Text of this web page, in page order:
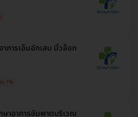
าการเอ็นอักเสบ นิ้วล็อก
ด 1%
าอาการอัมพาตบริเวณ